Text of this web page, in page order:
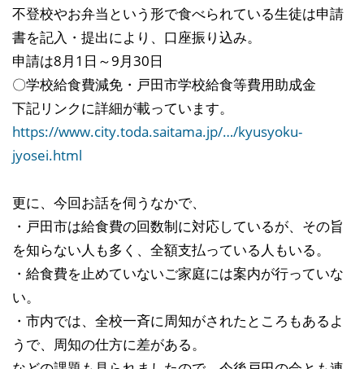
不登校やお弁当という形で食べられている生徒は申請
書を記入・提出により、口座振り込み。
申請は8月1日～9月30日
〇学校給食費減免・戸田市学校給食等費用助成金
下記リンクに詳細が載っています。
https://www.city.toda.saitama.jp/…/kyusyoku-
jyosei.html
更に、今回お話を伺うなかで、
・戸田市は給食費の回数制に対応しているが、その旨
を知らない人も多く、全額支払っている人もいる。
・給食費を止めていないご家庭には案内が行っていな
い。
・市内では、全校一斉に周知がされたところもあるよ
うで、周知の仕方に差がある。